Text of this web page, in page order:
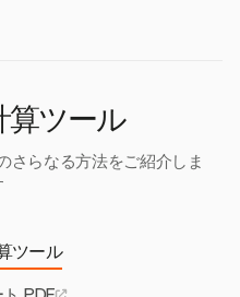
算ツール
さらなる方法をご紹介しま
ツール